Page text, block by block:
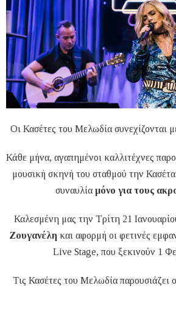
Οι Κασέτες του Μελωδία συνεχίζονται
Κάθε μήνα, αγαπημένοι καλλιτέχνες
μουσική σκηνή του σταθμού την
συναυλία μόνο για τους
Καλεσμένη μας την Τρίτη 21
Ζουγανέλη και αφορμή οι φετινές
Live Stage, που ξεκινούν 1
Τις Κασέτες του Μελωδία